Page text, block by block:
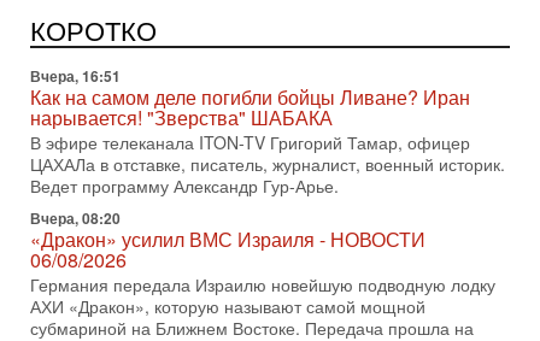
КОРОТКО
АХИ «Дракон» (Drakon), которая уже стала самой дорогой
субмариной в истории ЦАХАЛ. Но почему её
Вчера, 16:51
Как на самом деле погибли бойцы Ливане? Иран
нарывается! "Зверства" ШАБАКА
В эфире телеканала ITON-TV Григорий Тамар, офицер
ЦАХАЛа в отставке, писатель, журналист, военный историк.
Ведет программу Александр Гур-Арье.
Вчера, 08:20
«Дракон» усилил ВМС Израиля - НОВОСТИ
06/08/2026
Германия передала Израилю новейшую подводную лодку
АХИ «Дракон», которую называют самой мощной
субмариной на Ближнем Востоке. Передача прошла на